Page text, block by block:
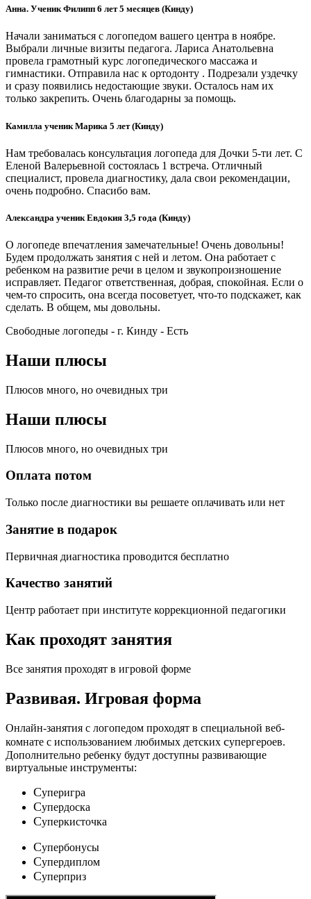
Анна. Ученик Филипп 6 лет 5 месяцев (Кинду)
Начали заниматься с логопедом вашего центра в ноябре.
Выбрали личные визиты педагога. Лариса Анатольевна
провела грамотный курс логопедического массажа и
гимнастики. Отправила нас к ортодонту . Подрезали уздечку
и сразу появились недостающие звуки. Осталось нам их
только закрепить. Очень благодарны за помощь.
Камилла ученик Марика 5 лет (Кинду)
Нам требовалась консультация логопеда для Дочки 5-ти лет. С
Еленой Валерьевной состоялась 1 встреча. Отличный
специалист, провела диагностику, дала свои рекомендации,
очень подробно. Спасибо вам.
Александра ученик Евдокия 3,5 года (Кинду)
О логопеде впечатления замечательные! Очень довольны!
Будем продолжать занятия с ней и летом. Она работает с
ребенком на развитие речи в целом и звукопроизношение
исправляет. Педагог ответственная, добрая, спокойная. Если о
чем-то спросить, она всегда посоветует, что-то подскажет, как
сделать. В общем, мы довольны.
Свободные логопеды - г. Кинду - Есть
Наши плюсы
Плюсов много, но очевидных три
Наши плюсы
Плюсов много, но очевидных три
Оплата потом
Только после диагностики вы решаете оплачивать или нет
Занятие в подарок
Первичная диагностика проводится бесплатно
Качество занятий
Центр работает при институте коррекционной педагогики
Как проходят занятия
Все занятия проходят в игровой форме
Развивая. Игровая форма
Онлайн-занятия с логопедом проходят в специальной веб-
комнате с использованием любимых детских cупергероев.
Дополнительно ребенку будут доступны развивающие
виртуальные инструменты:
Cуперигра
Cупердоска
Cуперкисточка
Cупербонусы
Cупердиплом
Cуперприз